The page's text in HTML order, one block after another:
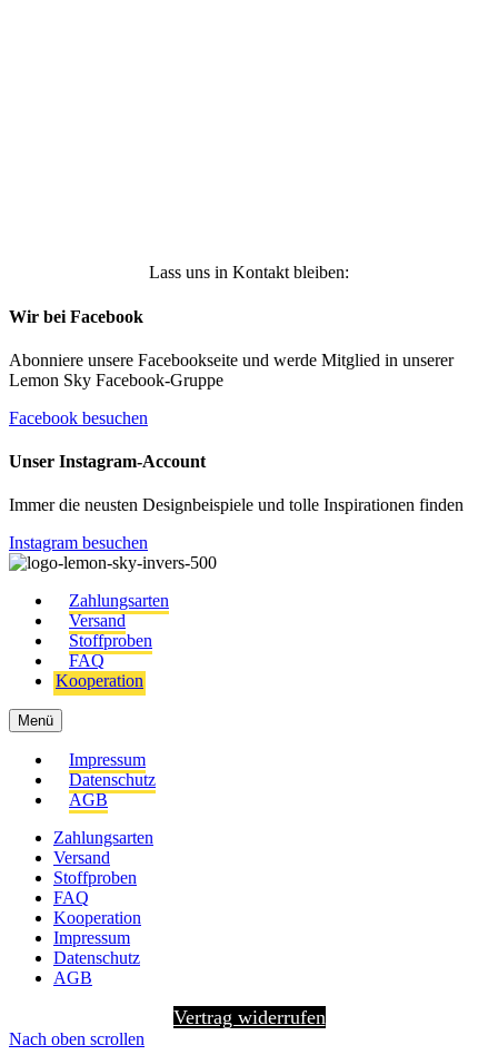
Lass uns in Kontakt bleiben:
Wir bei Facebook
Abonniere unsere Facebookseite und werde Mitglied in unserer
Lemon Sky Facebook-Gruppe
Facebook besuchen
Unser Instagram-Account
Immer die neusten Designbeispiele und tolle Inspirationen finden
Instagram besuchen
Zahlungsarten
Versand
Stoffproben
FAQ
Kooperation
Menü
Impressum
Datenschutz
AGB
Zahlungsarten
Versand
Stoffproben
FAQ
Kooperation
Impressum
Datenschutz
AGB
Vertrag widerrufen
Nach oben scrollen